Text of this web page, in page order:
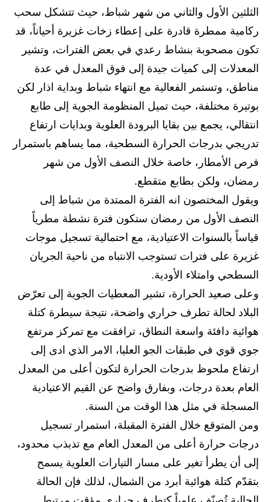
المرحلة الاعدادية
المرحلة الابتدائية
المرحلة المتوسطة
المرحلة الاعدادية
كتب مدرسية
المرحلة المتوسطة
المرحلة الاعدادية
ملازم دراسية
المرحلة الابتدائية
المرحلة المتوسطة
المرحلة الاعدادية
دروس
المرحلة الابتدائية
المرحلة المتوسطة
المرحلة الاعدادية
مواضيع انشاء
الثلثين الأول والثاني من شهر شباط، حيث تتشكل سحب
ركامية ممطرة قادرة على إعطاء زخات غزيرة أحياناً، قد
تكون مصحوبة بنشاط رعدي في بعض الفترات، وتشير
المعدلات إلى كميات جيدة إلى فوق المعدل في عدة
مناطق، وتستمر الفعالية مع انتهاء شباط وبداية اذار لكن
بوتيرة مختلفة، حيث تميل المنظومة الجوية إلى طابع
انتقالي، يجمع بين بقايا البرودة العلوية وبدايات ارتفاع
تدريجي بدرجات الحرارة السطحية، مما يساهم باستمرار
فرص الأمطار، خاصة خلال النصف الأول من شهر
رمضان، ولكن بطابع متقطع.
ويقول المختصون انه الفترة الممتدة من شباط إلى
النصف الأول من رمضان ستكون فترة نشطة مطرياً
قياساً بالسنوات الاعتيادية، مع احتمالية تسجيل موجات
غزيرة على فترات تستوجب الانتباه من ناحية الجريان
السطحي وامتلاء الأودية.
وعلى صعيد الحرارة، تشير المعطيات الجوية إلى تعرّض
البلاد لحالة تطرف حراري واضحة، نتيجة سيطرة كتلة
هوائية دافئة واسعة النطاق، ترافقت مع تمركز مرتفع
جوي قوي في طبقات الجو العليا، الامر الذي ادى إلى
ارتفاع ملحوظ بدرجات الحرارة لتكون أعلى من المعدل
العام بعدة درجات، وبفارق واضح عن القيم الاعتيادية
المسجلة في مثل هذا الوقت من السنة.
ومن المتوقع خلال الفترة المقبلة، استمرار تسجيل
درجات حرارة أعلى من المعدل العام مع تذبذب محدود،
إلى أن يطرأ تغير على مسار التيارات العلوية يسمح
بتقدّم كتلة هوائية أبرد من الشمال، لذلك فإن الحالة